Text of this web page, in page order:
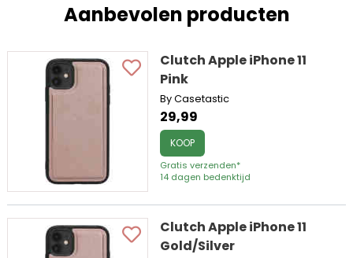
Aanbevolen producten
Clutch Apple iPhone 11
Pink
By Casetastic
29,99
KOOP
Gratis verzenden*
14 dagen bedenktijd
Clutch Apple iPhone 11
Gold/Silver